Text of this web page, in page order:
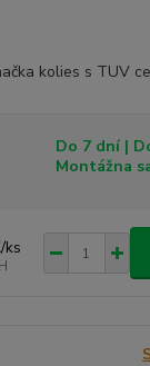
kolies s TUV
Do 7 dní |
Montážna
/ks